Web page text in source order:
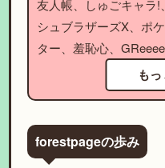
友人帳、しゅごキャラ
シュブラザーズX、ポ
ター、羞恥心、
も
forestpageの歩み